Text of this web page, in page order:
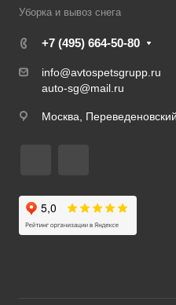
Уборка и вывоз снега
+7 (495) 664-50-80
info@avtospetsgrupp.ru
auto-sg@mail.ru
Москва,